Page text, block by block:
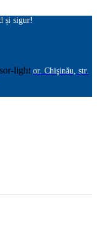
și sigur!
or. Chişinău, str.